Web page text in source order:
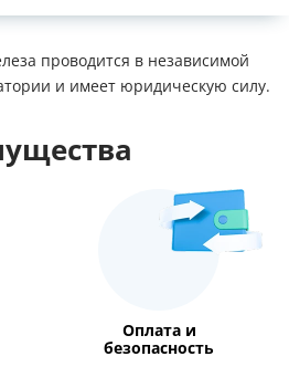
проводится в независимой
и имеет юридическую силу.
Оплата и
безопасность